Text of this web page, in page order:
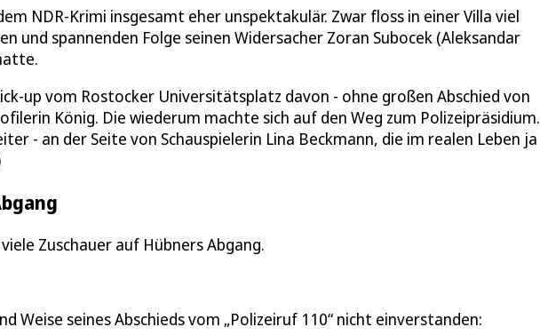
NDR-Krimi insgesamt eher unspektakulär. Zwar floss in einer Villa viel
spannenden Folge seinen Widersacher Zoran Subocek (Aleksandar
up vom Rostocker Universitätsplatz davon - ohne großen Abschied von
König. Die wiederum machte sich auf den Weg zum Polizeipräsidium.
- an der Seite von Schauspielerin Lina Beckmann, die im realen Leben ja
Zuschauer auf Hübners Abgang.
Weise seines Abschieds vom „Polizeiruf 110“ nicht einverstanden: